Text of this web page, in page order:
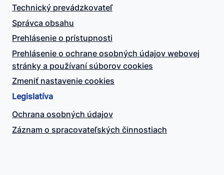
Technický prevádzkovateľ
Správca obsahu
Prehlásenie o prístupnosti
Prehlásenie o ochrane osobných údajov webovej
stránky a používaní súborov cookies
Zmeniť nastavenie cookies
Legislatíva
Ochrana osobných údajov
Záznam o spracovateľských činnostiach